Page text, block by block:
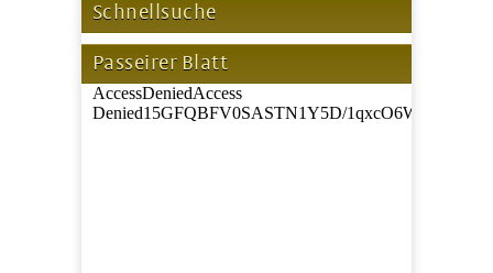
Schnellsuche
Passeirer Blatt